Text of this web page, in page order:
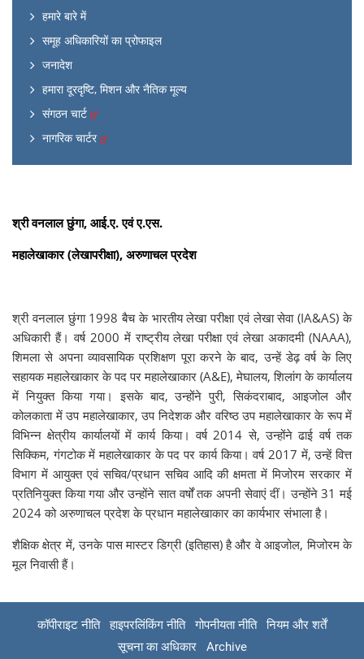
हमारे बारे में
समूह अधिकारियों का प्रोफाइल
जनादेश
हमारा दूरदृष्टि, मिशन और नैतिक मूल्य
संगठन चार्ट
नागरिक चार्टर
श्री वनलाल छुंगा, आई.ए. एवं ए.एस.
महालेखाकार (लेखापरीक्षा), अरुणाचल प्रदेश
श्री वनलाल छुंगा 1998 बैच के भारतीय लेखा परीक्षा एवं लेखा सेवा (IA&AS) के
अधिकारी हैं। वर्ष 2000 में राष्ट्रीय लेखा परीक्षा एवं लेखा अकादमी (NAAA),
शिमला से अपना व्यावसायिक प्रशिक्षण पूरा करने के बाद, उन्हें डेढ़ वर्ष के लिए
सहायक महालेखाकार के पद पर महालेखाकार (A&E), मेघालय, शिलांग के कार्यालय
में नियुक्त किया गया। इसके बाद, उन्होंने पुरी, सिकंदराबाद, आइजोल और
कोलकाता में उप महालेखाकार, उप निदेशक और वरिष्ठ उप महालेखाकार के रूप में
विभिन्न क्षेत्रीय कार्यालयों में कार्य किया। वर्ष 2014 से, उन्होंने ढाई वर्ष तक
सिक्किम, गंगटोक में महालेखाकार के पद पर कार्य किया। वर्ष 2017 में, उन्हें वित्त
विभाग में आयुक्त एवं सचिव/प्रधान सचिव आदि की क्षमता में मिजोरम सरकार में
प्रतिनियुक्त किया गया और उन्होंने सात वर्षों तक अपनी सेवाएं दीं। उन्होंने 31 मई
2024 को अरुणाचल प्रदेश के प्रधान महालेखाकार का कार्यभार संभाला है।
शैक्षिक क्षेत्र में, उनके पास मास्टर डिग्री (इतिहास) है और वे आइजोल, मिजोरम के
मूल निवासी हैं।
कॉपीराइट नीति हाइपरलिंकिंग नीति गोपनीयता नीति
नियम और शर्तें
सूचना का अधिकार
Archive